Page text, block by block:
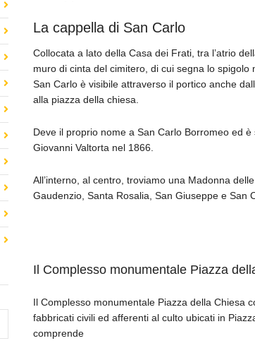
La cappella di San Carlo
Collocata a lato della Casa dei Frati, tra l’atrio
muro di cinta del cimitero, di cui segna lo spigolo
San Carlo è visibile attraverso il portico anche
alla piazza della chiesa.
Deve il proprio nome a San Carlo Borromeo ed
Giovanni Valtorta nel 1866.
All’interno, al centro, troviamo una Madonna
Gaudenzio, Santa Rosalia, San Giuseppe e San
Il Complesso monumentale Piazza
Il Complesso monumentale Piazza della Chiesa
fabbricati civili ed afferenti al culto ubicati in
comprende